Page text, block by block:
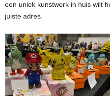
een uniek kunstwerk in huis wilt
juiste adres.